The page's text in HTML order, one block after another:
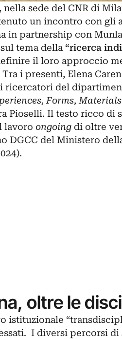
sede del CNR di
un incontro con gli
in partnership con
tema della“ricerca
il loro approccio
i presenti, Elena
ricercatori del
Forms, Materials
Pioselli. Il testo ricco di
lavoro ongoingdi oltre
DGCC del Ministero
oltre le
istituzionale
I diversi percorsi di